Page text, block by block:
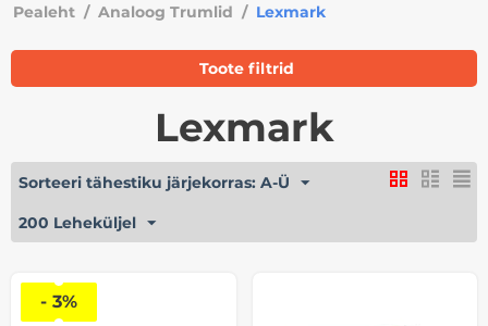
Pealeht / Analoog Trumlid / Lexmark
Toote filtrid
Lexmark
Sorteeri tähestiku järjekorras: A-Ü
200 Leheküljel
- 3%